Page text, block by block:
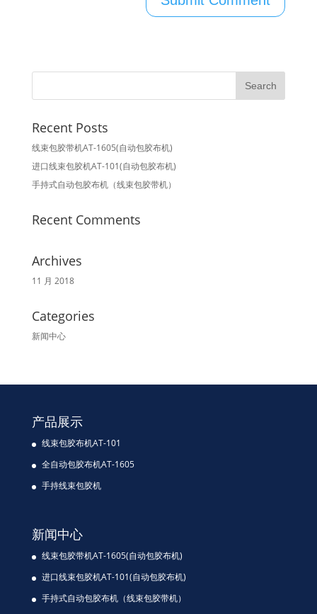
Recent Posts
线束包胶带机AT-1605(自动包胶布机)
进口线束包胶机AT-101(自动包胶布机)
手持式自动包胶布机（线束包胶带机）
Recent Comments
Archives
11 月 2018
Categories
新闻中心
产品展示
线束包胶布机AT-101
全自动包胶布机AT-1605
手持线束包胶机
新闻中心
线束包胶带机AT-1605(自动包胶布机)
进口线束包胶机AT-101(自动包胶布机)
手持式自动包胶布机（线束包胶带机）